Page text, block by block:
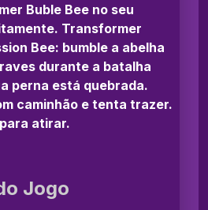
Buble Bee no seu
Transformer
Bee: bumble a abelha
durante a batalha
perna está quebrada.
caminhão e tenta trazer.
atirar.
Jogo